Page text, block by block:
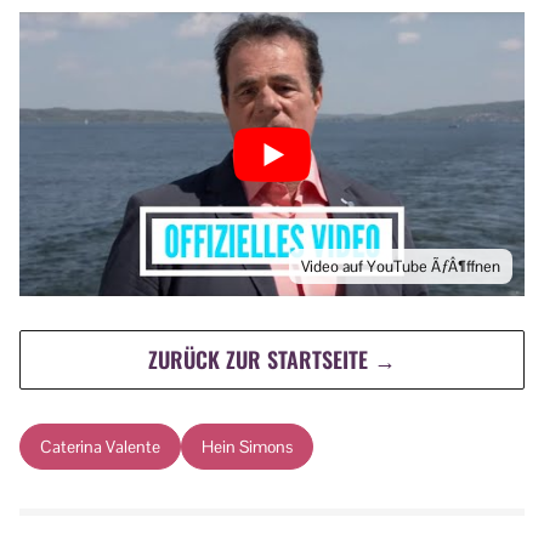
Video auf YouTube ÃƒÂ¶ffnen
ZURÜCK ZUR STARTSEITE →
Caterina Valente Hein Simons